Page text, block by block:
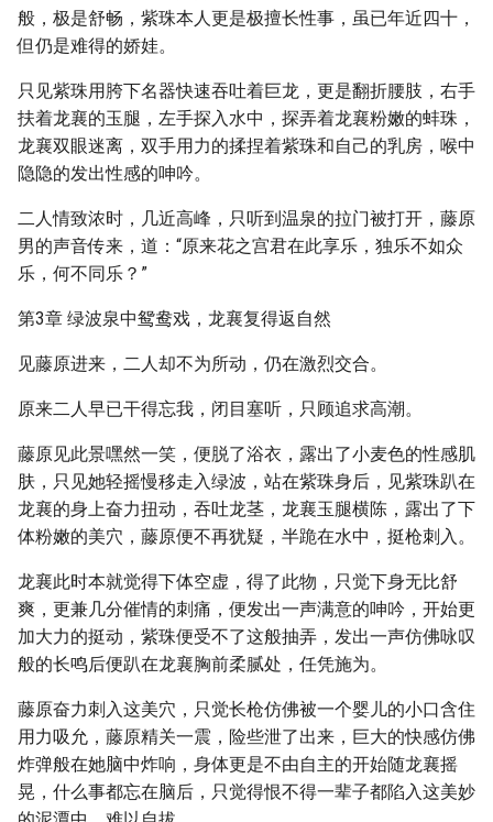
般，极是舒畅，紫珠本人更是极擅长性事，虽已年近四十，
但仍是难得的娇娃。
只见紫珠用胯下名器快速吞吐着巨龙，更是翻折腰肢，右手
扶着龙襄的玉腿，左手探入水中，探弄着龙襄粉嫩的蚌珠，
龙襄双眼迷离，双手用力的揉捏着紫珠和自己的乳房，喉中
隐隐的发出性感的呻吟。
二人情致浓时，几近高峰，只听到温泉的拉门被打开，藤原
男的声音传来，道：“原来花之宫君在此享乐，独乐不如众
乐，何不同乐？”
第3章 绿波泉中鸳鸯戏，龙襄复得返自然
见藤原进来，二人却不为所动，仍在激烈交合。
原来二人早已干得忘我，闭目塞听，只顾追求高潮。
藤原见此景嘿然一笑，便脱了浴衣，露出了小麦色的性感肌
肤，只见她轻摇慢移走入绿波，站在紫珠身后，见紫珠趴在
龙襄的身上奋力扭动，吞吐龙茎，龙襄玉腿横陈，露出了下
体粉嫩的美穴，藤原便不再犹疑，半跪在水中，挺枪刺入。
龙襄此时本就觉得下体空虚，得了此物，只觉下身无比舒
爽，更兼几分催情的刺痛，便发出一声满意的呻吟，开始更
加大力的挺动，紫珠便受不了这般抽弄，发出一声仿佛咏叹
般的长鸣后便趴在龙襄胸前柔腻处，任凭施为。
藤原奋力刺入这美穴，只觉长枪仿佛被一个婴儿的小口含住
用力吸允，藤原精关一震，险些泄了出来，巨大的快感仿佛
炸弹般在她脑中炸响，身体更是不由自主的开始随龙襄摇
晃，什么事都忘在脑后，只觉得恨不得一辈子都陷入这美妙